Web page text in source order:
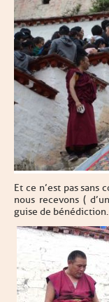
Et ce n’est pas sans
nous recevons (
guise de bénédiction.